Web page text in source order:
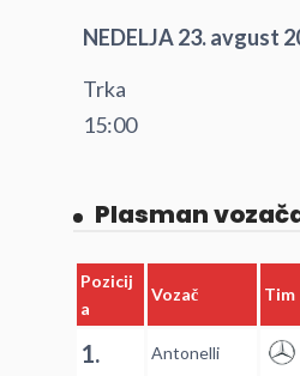
NEDELJA 23. avgust
Trka
15:00
Plasman
Pozicij
a
Vozač Tim
1. Antonelli